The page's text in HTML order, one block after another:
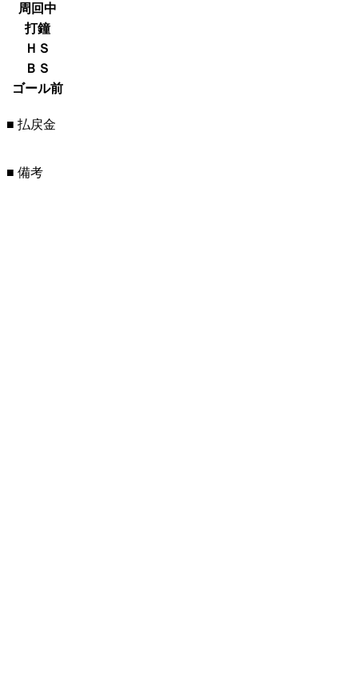
周回中
打鐘
ＨＳ
ＢＳ
ゴール前
■ 払戻金
■ 備考